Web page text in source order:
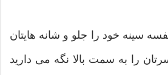
سینه خود را جلو و شانه هایتان
را به سمت بالا نگه می دارید